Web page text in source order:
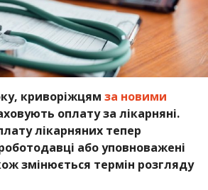
криворіжцям за новими
оплату за лікарняні.
лікарняних тепер
або уповноважені
змінюється термін розгляду